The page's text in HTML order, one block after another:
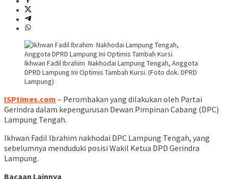
Ikhwan Fadil Ibrahim Nakhodai Lampung Tengah, Anggota
DPRD Lampung Ini Optimis Tambah Kursi. (Foto dok. DPRD
Lampung)
ISPtimes.com – Perombakan yang dilakukan oleh Partai
Gerindra dalam kepengurusan Dewan Pimpinan Cabang (DPC)
Lampung Tengah.
Ikhwan Fadil Ibrahim nakhodai DPC Lampung Tengah, yang
sebelumnya menduduki posisi Wakil Ketua DPD Gerindra
Lampung.
Bacaan Lainnya